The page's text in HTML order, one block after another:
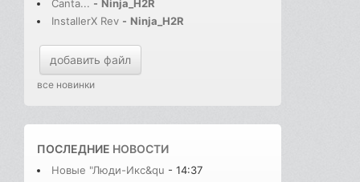
Canta... - Ninja_H2R
InstallerX Rev - Ninja_H2R
добавить файл
все новинки
ПОСЛЕДНИЕ НОВОСТИ
Новые "Люди-Икс&qu - 14:37